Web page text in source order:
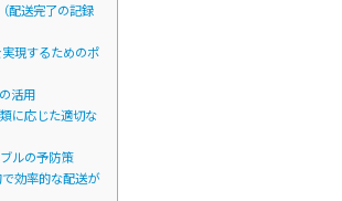
配送完了の記録
現するためのポ
活用
に応じた適切な
ルの予防策
効率的な配送が